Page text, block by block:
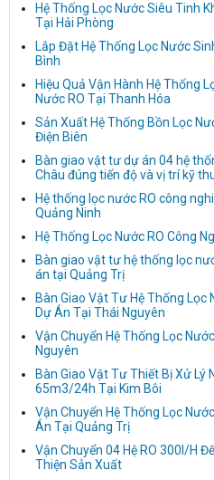
Hệ Thống Lọc Nước Siêu Tinh
Tại Hải Phòng
Lắp Đặt Hệ Thống Lọc Nước
Bình
Hiệu Quả Vận Hành Hệ Thống
Nước RO Tại Thanh Hóa
Sản Xuất Hệ Thống Bồn Lọc
Điện Biên
Bàn giao vật tư dự án 04 hệ
Châu đúng tiến độ và vị trí kỹ
Hệ thống lọc nước RO công
Quảng Ninh
Hệ Thống Lọc Nước RO Công
Bàn giao vật tư hệ thống lọc
án tại Quảng Trị
Bàn Giao Vật Tư Hệ Thống
Dự Án Tại Thái Nguyên
Vận Chuyển Hệ Thống Lọc
Nguyên
Bàn Giao Vật Tư Thiết Bị Xử Lý
65m3/24h Tại Kim Bôi
Vận Chuyển Hệ Thống Lọc
Án Tại Quảng Trị
Vận Chuyển 04 Hệ RO 300l/H
Thiện Sản Xuất